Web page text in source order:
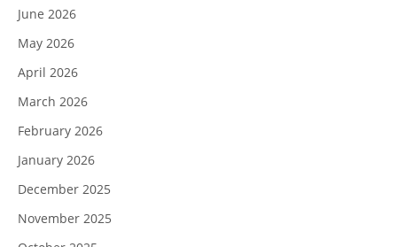
June 2026
May 2026
April 2026
March 2026
February 2026
January 2026
December 2025
November 2025